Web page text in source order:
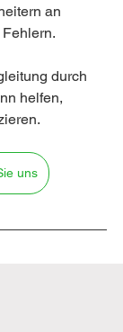
an
durch
helfen,
uns